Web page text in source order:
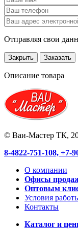
Отправляя свои
Закрыть Заказать
Описание товара
© Ваи-Мастер ТК,
8-4822-751-108, +7-
О компании
Офисы
Оптовым
Условия
Контакты
Каталог и